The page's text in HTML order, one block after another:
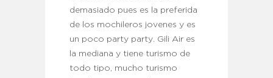
demasiado pues es la preferida
de los mochileros jovenes y es
un poco party party. Gili Air es
la mediana y tiene turismo de
todo tipo, mucho turismo